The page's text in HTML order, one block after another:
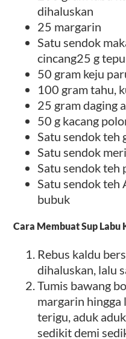
dihaluskan
25 margarin
Satu sendok
cincang25 g
50 gram keju
100 gram tahu,
25 gram daging
50 g kacang
Satu sendok teh
Satu sendok
Satu sendok teh
Satu sendok teh
bubuk
Cara Membuat Sup Labu
Rebus kaldu
dihaluskan, lalu
Tumis bawang
margarin hingga
terigu, aduk
sedikit demi